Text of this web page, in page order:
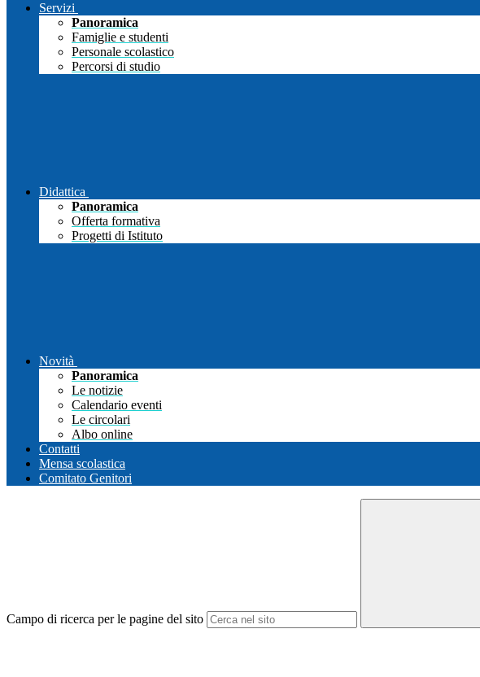
Servizi
Panoramica
Famiglie e studenti
Personale scolastico
Percorsi di studio
Didattica
Panoramica
Offerta formativa
Progetti di Istituto
Novità
Panoramica
Le notizie
Calendario eventi
Le circolari
Albo online
Contatti
Mensa scolastica
Comitato Genitori
Campo di ricerca per le pagine del sito